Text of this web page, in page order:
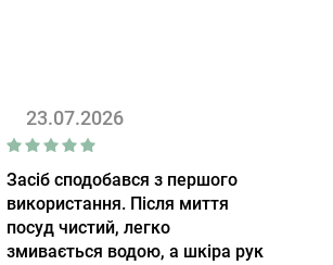
23.07.2026
Засіб сподобався з першого
використання. Після миття
посуд чистий, легко
змивається водою, а шкіра рук